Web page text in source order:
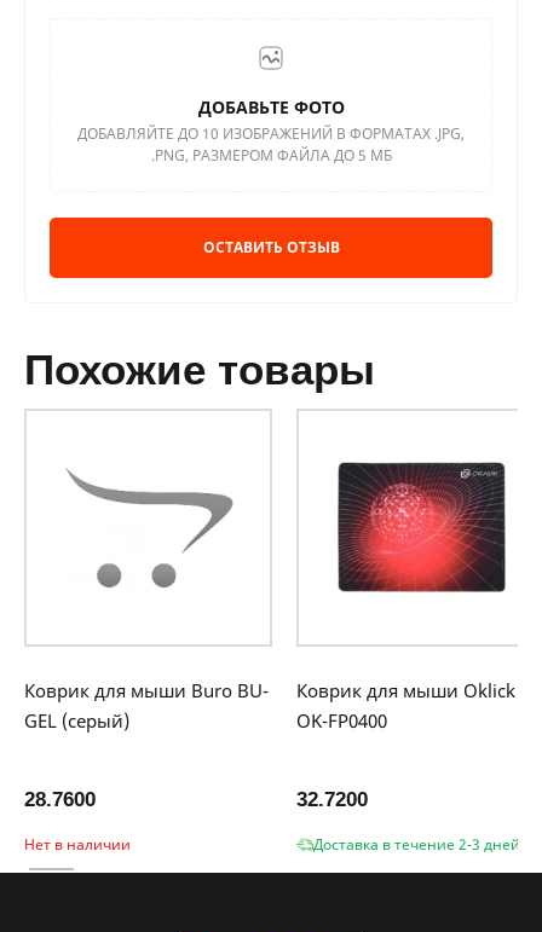
ДОБАВЬТЕ ФОТО
ДОБАВЛЯЙТЕ ДО 10 ИЗОБРАЖЕНИЙ В ФОРМАТАХ .JPG,
.PNG, РАЗМЕРОМ ФАЙЛА ДО 5 МБ
ОСТАВИТЬ ОТЗЫВ
похожие товары
Коврик для мыши Buro BU-
GEL (серый)
28.7600
Нет в наличии
Коврик для мыши Oklick
OK-FP0400
32.7200
Доставка в течение 2-3 дней